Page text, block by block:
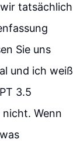
tatsächlich
Sie uns
und ich weiß
3.5
Wenn